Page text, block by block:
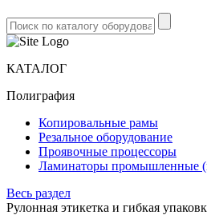
КАТАЛОГ
Полиграфия
Копировальные рамы
Резальное оборудование
Проявочные процессоры
Ламинаторы промышленные
Весь раздел
Рулонная этикетка и гибкая